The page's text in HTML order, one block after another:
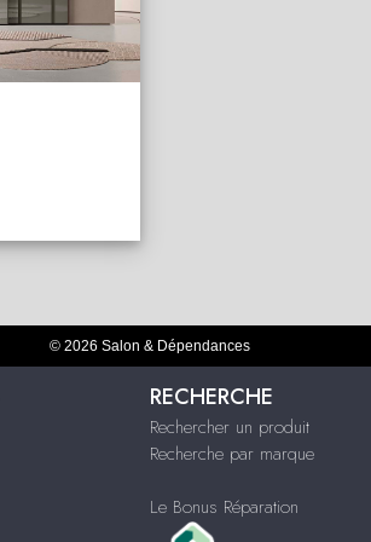
© 2026 Salon & Dépendances
RECHERCHE
Rechercher un produit
Recherche par marque
Le Bonus Réparation